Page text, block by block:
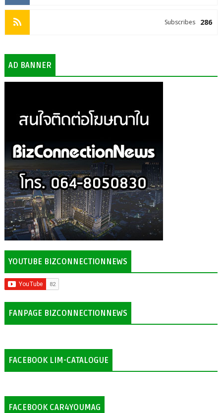
286
Subscribes
AD BANNER
YOUTUBE BIZCONNECTIONNEWS
FANPAGE BIZCONNECTIONNEWS
FACEBOOK LIM-CATALOGUE
FACEBOOK CAR4YOUMAG